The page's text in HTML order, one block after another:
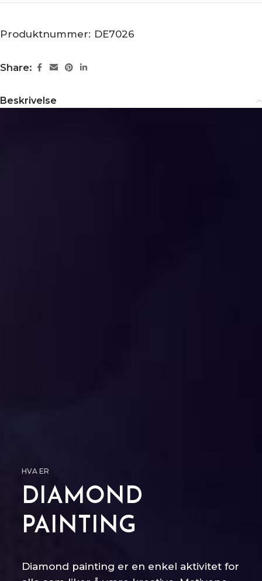
Produktnummer: DE7026
Share:
Beskrivelse
HVA ER
DIAMOND
PAINTING
Diamond painting er en enkel aktivitet for